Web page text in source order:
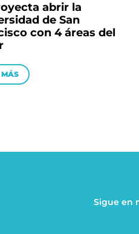
abrir la
de San
con 4 áreas del
Sigue en